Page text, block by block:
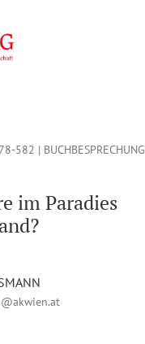
582 | BUCHBESPRECHUNG
im Paradies